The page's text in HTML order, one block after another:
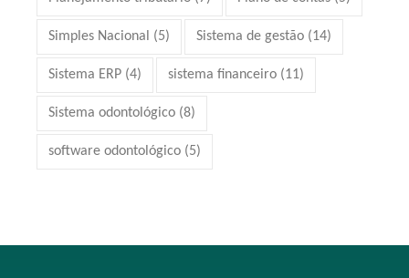
Simples Nacional (5) Sistema de gestão (14)
Sistema ERP (4) sistema financeiro (11)
Sistema odontológico (8)
software odontológico (5)